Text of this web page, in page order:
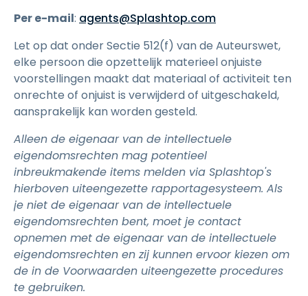
Per e-mail: agents@Splashtop.com
Let op dat onder Sectie 512(f) van de Auteurswet,
elke persoon die opzettelijk materieel onjuiste
voorstellingen maakt dat materiaal of activiteit ten
onrechte of onjuist is verwijderd of uitgeschakeld,
aansprakelijk kan worden gesteld.
Alleen de eigenaar van de intellectuele
eigendomsrechten mag potentieel
inbreukmakende items melden via Splashtop's
hierboven uiteengezette rapportagesysteem. Als
je niet de eigenaar van de intellectuele
eigendomsrechten bent, moet je contact
opnemen met de eigenaar van de intellectuele
eigendomsrechten en zij kunnen ervoor kiezen om
de in de Voorwaarden uiteengezette procedures
te gebruiken.